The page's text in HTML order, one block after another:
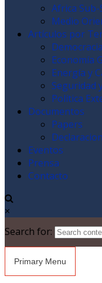
Africa
Medio
Artículos por
Economía
Energía y
Seguridad
Política
Documentos
Papers
Eventos
Prensa
Contacto
×
Search for:
Primary Menu